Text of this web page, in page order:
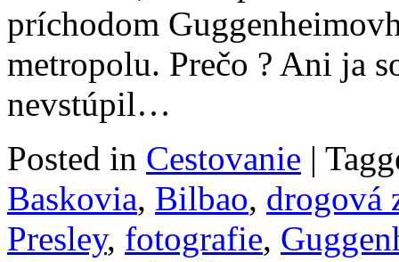
príchodom
metropolu. Prečo ? Ani ja
nevstúpil…
Posted in Cestovanie |
Baskovia, Bilbao, drogová
Presley, fotografie,